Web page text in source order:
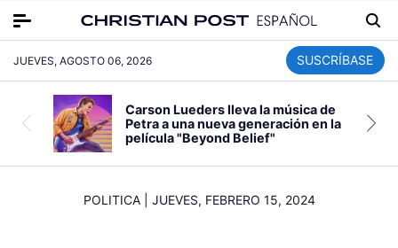
JUEVES, AGOSTO 06, 2026 SUSCRÍBASE
Carson Lueders lleva la música de
Petra a una nueva generación en la
película "Beyond Belief"
POLITICA| JUEVES, FEBRERO 15, 2024